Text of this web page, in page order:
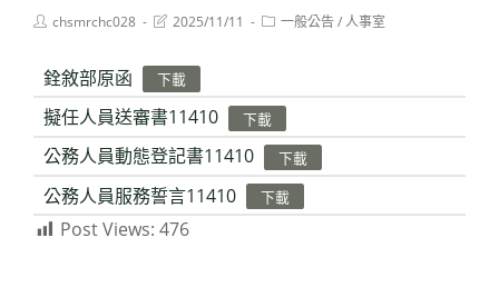
Postchsmrchc028
Post2025/11/11
Post一般公告/人事室
銓敘部原函 下載
擬任人員送審書11410 下載
公務人員動態登記書11410 下載
公務人員服務誓言11410 下載
Post Views: 476